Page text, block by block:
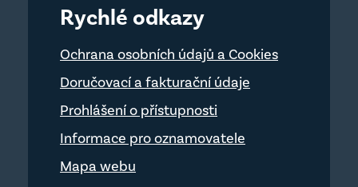
Rychlé odkazy
Ochrana osobních údajů a Cookies
Doručovací a fakturační údaje
Prohlášení o přístupnosti
Informace pro oznamovatele
Mapa webu